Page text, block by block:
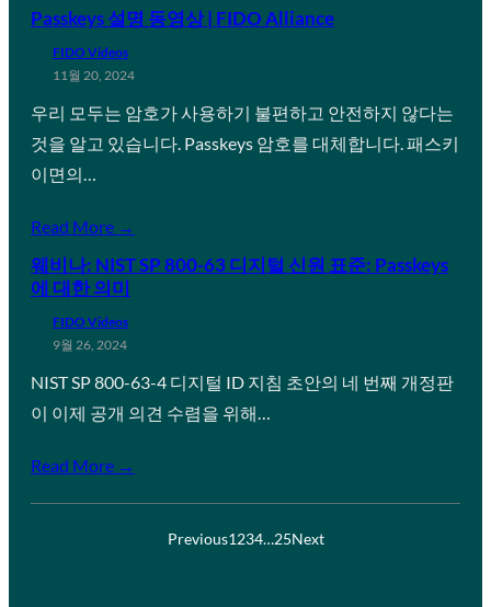
Passkeys 설명 동영상 | FIDO Alliance
FIDO Videos
11월 20, 2024
우리 모두는 암호가 사용하기 불편하고 안전하지 않다는
것을 알고 있습니다. Passkeys 암호를 대체합니다. 패스키
이면의…
Read More →
웨비나: NIST SP 800-63 디지털 신원 표준: Passkeys
에 대한 의미
FIDO Videos
9월 26, 2024
NIST SP 800-63-4 디지털 ID 지침 초안의 네 번째 개정판
이 이제 공개 의견 수렴을 위해…
Read More →
Previous1234…25Next